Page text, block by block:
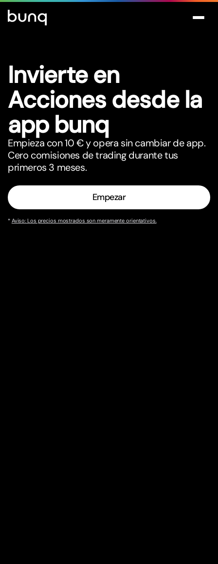
Invierte en
Acciones desde la
app bunq
Empieza con 10 € y opera sin cambiar de app.
Cero comisiones de trading durante tus
primeros 3 meses.
Empezar
* Aviso: Los precios mostrados son meramente orientativos.